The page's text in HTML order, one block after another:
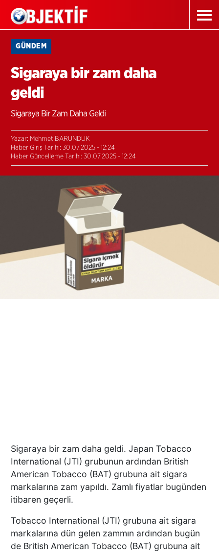
GÜNDEM
Sigaraya bir zam daha
geldi
Sigaraya Bir Zam Daha Geldi
Yazar: Mehmet BARUNDUK
Haber Giriş Tarihi: 30.07.2025 - 12:24
Haber Güncelleme Tarihi: 30.07.2025 - 12:24
Sigaraya bir zam daha geldi. Japan Tobacco
International (JTI) grubunun ardından British
American Tobacco (BAT) grubuna ait sigara
markalarına zam yapıldı. Zamlı fiyatlar bugünden
itibaren geçerli.
Tobacco International (JTI) grubuna ait sigara
markalarına dün gelen zammın ardından bugün
de British American Tobacco (BAT) grubuna ait